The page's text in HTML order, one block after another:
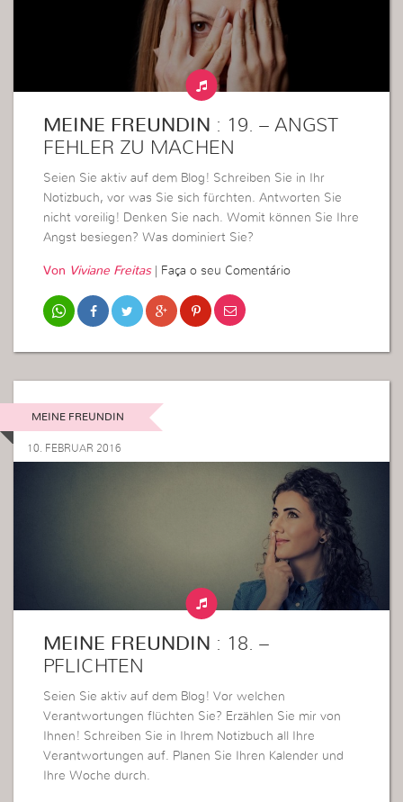
MEINE FREUNDIN : 19. – ANGST
FEHLER ZU MACHEN
Seien Sie aktiv auf dem Blog! Schreiben Sie in Ihr
Notizbuch, vor was Sie sich fürchten. Antworten Sie
nicht voreilig! Denken Sie nach. Womit können Sie Ihre
Angst besiegen? Was dominiert Sie?
Von Viviane Freitas| Faça o seu Comentário
MEINE FREUNDIN
10. FEBRUAR 2016
MEINE FREUNDIN : 18. –
PFLICHTEN
Seien Sie aktiv auf dem Blog! Vor welchen
Verantwortungen flüchten Sie? Erzählen Sie mir von
Ihnen! Schreiben Sie in Ihrem Notizbuch all Ihre
Verantwortungen auf. Planen Sie Ihren Kalender und
Ihre Woche durch.